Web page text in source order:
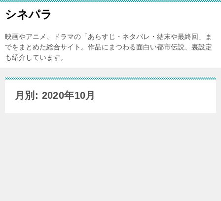
シネパラ
映画やアニメ、ドラマの「あらすじ・ネタバレ・結末や最終回」ま
でをまとめた総合サイト。作品にまつわる面白い都市伝説、裏設定
も紹介しています。
月別: 2020年10月